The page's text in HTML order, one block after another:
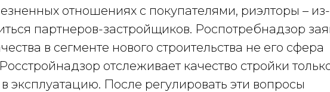
отношениях с покупателями, риэлторы –
партнеров-застройщиков. Роспотребнадзор
в сегменте нового строительства не его сфера
отслеживает качество стройки
эксплуатацию. После регулировать эти вопросы